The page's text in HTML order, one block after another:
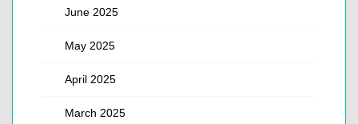
June 2025
May 2025
April 2025
March 2025